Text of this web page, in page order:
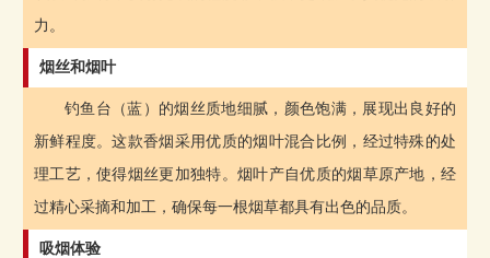
力。
烟丝和烟叶
钓鱼台（蓝）的烟丝质地细腻，颜色饱满，展现出良好的
新鲜程度。这款香烟采用优质的烟叶混合比例，经过特殊的处
理工艺，使得烟丝更加独特。烟叶产自优质的烟草原产地，经
过精心采摘和加工，确保每一根烟草都具有出色的品质。
吸烟体验